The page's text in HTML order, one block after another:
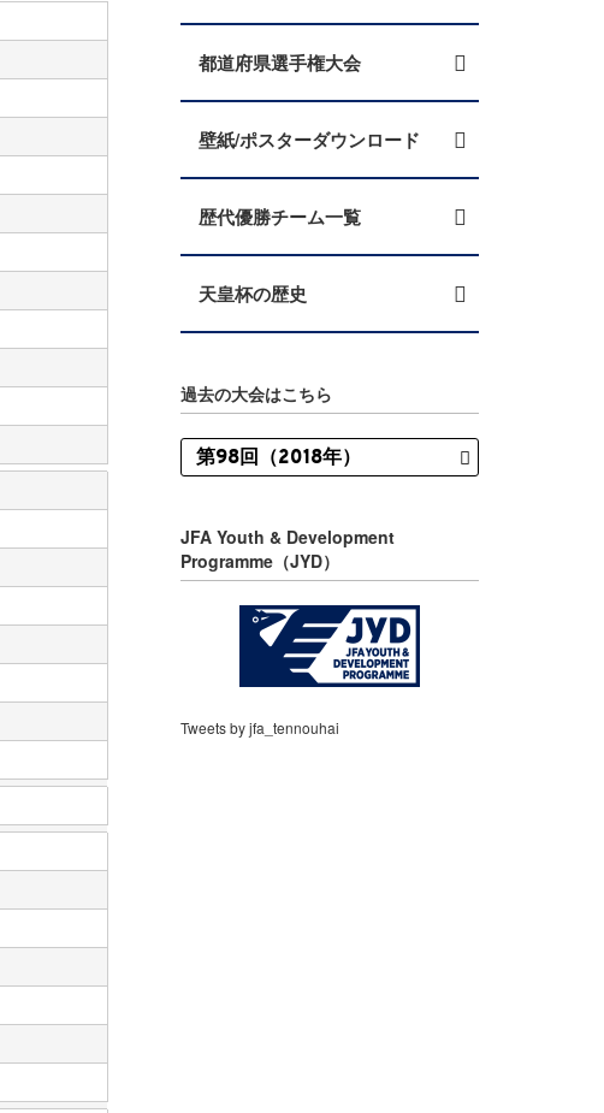
都道府県選手権大会
壁紙/ポスターダウンロード
歴代優勝チーム一覧
天皇杯の歴史
過去の大会はこちら
JFA Youth & Development
Programme（JYD）
Tweets by jfa_tennouhai